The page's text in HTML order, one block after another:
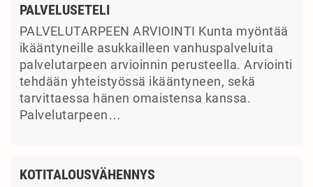
PALVELUSETELI
PALVELUTARPEEN ARVIOINTI Kunta myöntää
ikääntyneille asukkailleen vanhuspalveluita
palvelutarpeen arvioinnin perusteella. Arviointi
tehdään yhteistyössä ikääntyneen, sekä
tarvittaessa hänen omaistensa kanssa.
Palvelutarpeen…
KOTITALOUSVÄHENNYS